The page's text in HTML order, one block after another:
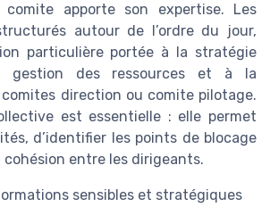
comite apporte son expertise. Les
autour de l’ordre du jour,
particulière portée à la stratégie
gestion des ressources et à la
direction ou comite pilotage.
est essentielle : elle permet
d’identifier les points de blocage
entre les dirigeants.
sensibles et stratégiques